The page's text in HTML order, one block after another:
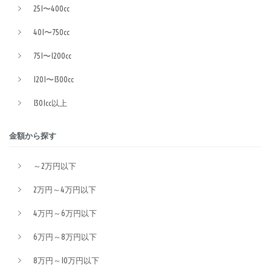
251〜400cc
401〜750cc
751〜1200cc
1201〜1300cc
1301cc以上
金額から探す
～2万円以下
2万円～4万円以下
4万円～6万円以下
6万円～8万円以下
8万円～10万円以下